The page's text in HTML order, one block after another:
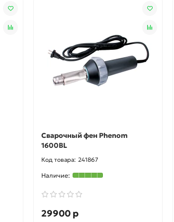
Сварочный фен Phenom
1600BL
241867
29900 р